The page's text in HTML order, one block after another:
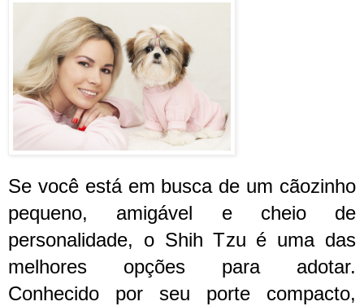
Se você está em busca de um cãozinho
pequeno, amigável e cheio de
personalidade, o Shih Tzu é uma das
melhores opções para adotar.
Conhecido por seu porte compacto,